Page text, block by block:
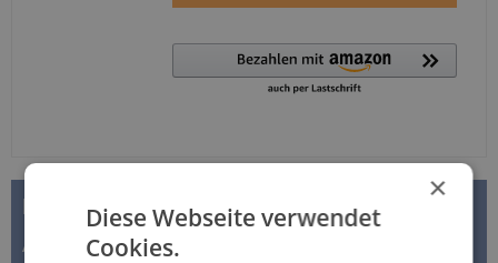
BESCHREIBUNG
Attends AIR Comfort 9S Inkontinenzslip - Saugstärke 9 -
×
Diese Webseite verwendet
Cookies.